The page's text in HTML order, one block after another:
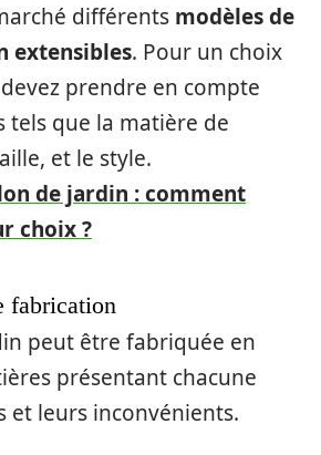
différents modèles de
extensibles. Pour un choix
prendre en compte
tels que la matière de
et le style.
de jardin : comment
choix ?
fabrication
peut être fabriquée en
présentant chacune
et leurs inconvénients.